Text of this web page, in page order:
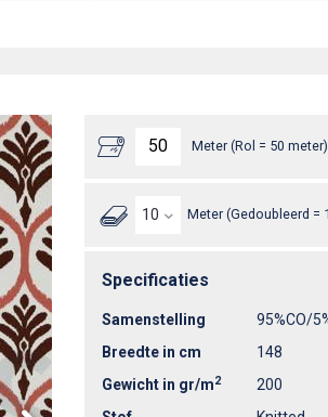
Meter (Rol = 50 meter)
Meter (Gedoubleerd =
Specificaties
Samenstelling
95%CO/
Breedte in cm
148
Gewicht in gr/m2
200